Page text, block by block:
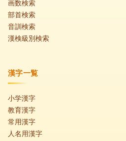
画数検索
部首検索
音訓検索
漢検級別検索
漢字一覧
小学漢字
教育漢字
常用漢字
人名用漢字